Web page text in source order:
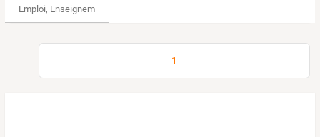
Emploi, Enseignement & Etudes
1